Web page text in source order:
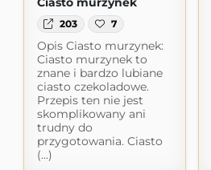
203 7
Opis Ciasto murzynek:
Ciasto murzynek to
znane i bardzo lubiane
ciasto czekoladowe.
Przepis ten nie jest
skomplikowany ani
trudny do
przygotowania. Ciasto
(...)